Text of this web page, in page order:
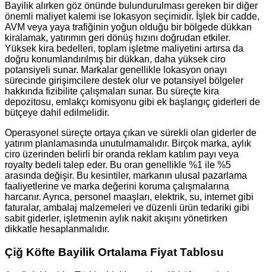
Bayilik alırken göz önünde bulundurulması gereken bir diğer
önemli maliyet kalemi ise lokasyon seçimidir. İşlek bir cadde,
AVM veya yaya trafiğinin yoğun olduğu bir bölgede dükkan
kiralamak, yatırımın geri dönüş hızını doğrudan etkiler.
Yüksek kira bedelleri, toplam işletme maliyetini artırsa da
doğru konumlandırılmış bir dükkan, daha yüksek ciro
potansiyeli sunar. Markalar genellikle lokasyon onayı
sürecinde girişimcilere destek olur ve potansiyel bölgeler
hakkında fizibilite çalışmaları sunar. Bu süreçte kira
depozitosu, emlakçı komisyonu gibi ek başlangıç giderleri de
bütçeye dahil edilmelidir.
Operasyonel süreçte ortaya çıkan ve sürekli olan giderler de
yatırım planlamasında unutulmamalıdır. Birçok marka, aylık
ciro üzerinden belirli bir oranda reklam katılım payı veya
royalty bedeli talep eder. Bu oran genellikle %1 ile %5
arasında değişir. Bu kesintiler, markanın ulusal pazarlama
faaliyetlerine ve marka değerini koruma çalışmalarına
harcanır. Ayrıca, personel maaşları, elektrik, su, internet gibi
faturalar, ambalaj malzemeleri ve düzenli ürün tedariki gibi
sabit giderler, işletmenin aylık nakit akışını yönetirken
dikkatle hesaplanmalıdır.
Çiğ Köfte Bayilik Ortalama Fiyat Tablosu